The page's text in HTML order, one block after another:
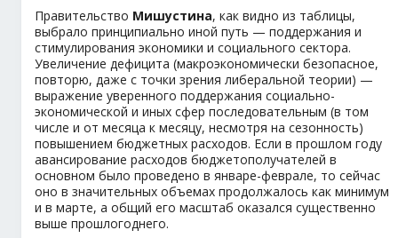
Правительство Мишустина, как видно из таблицы,
выбрало принципиально иной путь — поддержания и
стимулирования экономики и социального сектора.
Увеличение дефицита (макроэкономически безопасное,
повторю, даже с точки зрения либеральной теории) —
выражение уверенного поддержания социально-
экономической и иных сфер последовательным (в том
числе и от месяца к месяцу, несмотря на сезонность)
повышением бюджетных расходов. Если в прошлом году
авансирование расходов бюджетополучателей в
основном было проведено в январе-феврале, то сейчас
оно в значительных объемах продолжалось как минимум
и в марте, а общий его масштаб оказался существенно
выше прошлогоднего.